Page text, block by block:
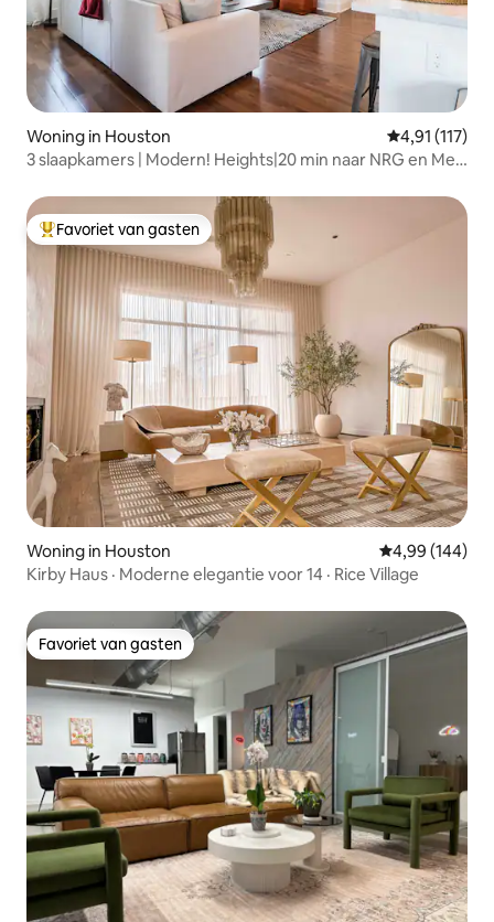
Woning in Houston Gemiddelde
4,91 (117)
3 slaapkamers | Modern! Heights|20 min naar NRG en Med
Topfavoriet van gasten
Favoriet van gasten
Woning in Houston Gemiddelde
4,99 (144)
Kirby Haus · Moderne elegantie voor 14 · Rice Village
Favoriet van gasten
Favoriet van gasten